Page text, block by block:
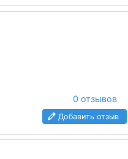
0 отзывов
Добавить отзыв